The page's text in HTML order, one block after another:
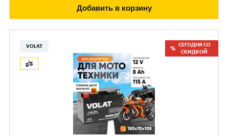
Добавить в корзину
VOLAT
СЕГОДНЯ СО
СКИДКОЙ